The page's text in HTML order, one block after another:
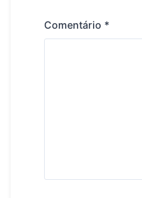
Comentário *